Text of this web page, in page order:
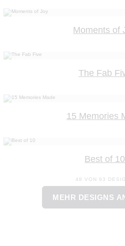
Moments of
The Fab
15 Memories
Best of 10
48 VON 93
MEHR DESIGNS